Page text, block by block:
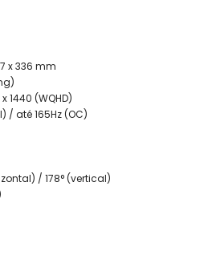
x 336 mm
(WQHD)
/ até 165Hz (OC)
/ 178° (vertical)